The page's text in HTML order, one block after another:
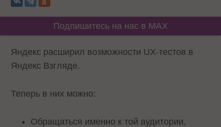
Подпишитесь на нас в MAX
Яндекс расширил возможности UX-тестов в
Яндекс Взгляде.
Теперь в них можно:
Обращаться именно к той аудитории,